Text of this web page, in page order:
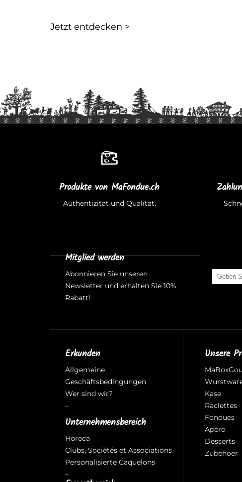
Jetzt entdecken >
Produkte von MaFondue.ch
Authentizität und Qualität.
Mitglied werden
Abonnieren Sie unseren
Newsletter und erhalten Sie 10%
Rabatt!
Erkunden
Allgemeine
Geschäftsbedingungen
Wer sind wir?
–
Unternehmensbereich
Horeca
Clubs, Sociétés et Associations
Personalisierte Caquelons
–
Unsere
Kase
Raclettes
Fondues
Apéro
Desserts
Zubehoer